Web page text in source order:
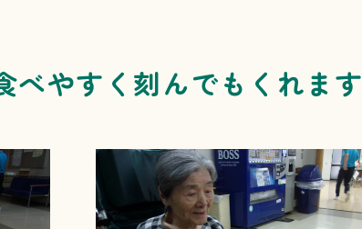
べやすく刻んでもくれます